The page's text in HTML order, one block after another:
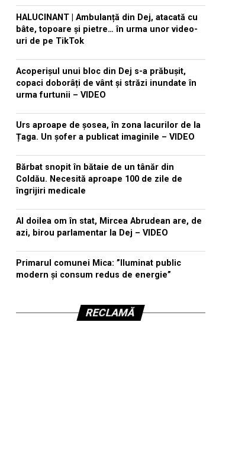
HALUCINANT | Ambulanță din Dej, atacată cu
bâte, topoare și pietre… în urma unor video-
uri de pe TikTok
Acoperișul unui bloc din Dej s-a prăbușit,
copaci doborâți de vânt și străzi inundate în
urma furtunii – VIDEO
Urs aproape de șosea, în zona lacurilor de la
Țaga. Un șofer a publicat imaginile – VIDEO
Bărbat snopit în bătaie de un tânăr din
Coldău. Necesită aproape 100 de zile de
îngrijiri medicale
Al doilea om în stat, Mircea Abrudean are, de
azi, birou parlamentar la Dej – VIDEO
Primarul comunei Mica: ”Iluminat public
modern și consum redus de energie”
RECLAMĂ